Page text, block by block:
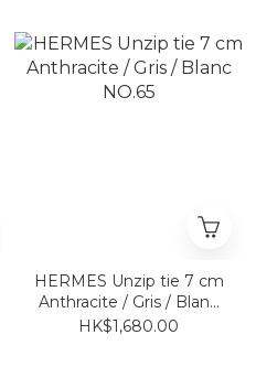
HERMES Unzip tie 7 cm
Anthracite / Gris / Blanc
NO.65
HK$1,680.00